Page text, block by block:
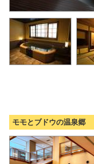
モモとブドウの温泉郷